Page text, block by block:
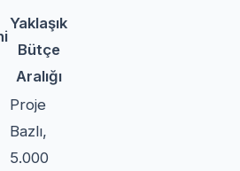
Yaklaşık
Bütçe
Aralığı
Proje
Bazlı,
5.000